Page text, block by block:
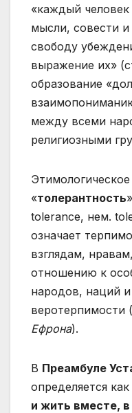
«каждый
мысли, совести и
свободу
выражение их»
образование
между всеми
религиозными
«толерантность
tolerance, нем.
означает
взглядам,
отношению к
народов, наций
веротерпимости (
Ефрона).
В Преамбуле
определяется как
и жить вместе,